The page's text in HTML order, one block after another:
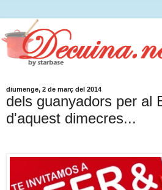
diumenge, 2 de març del 2014
dels guanyadors per al
d'aquest dimecres...